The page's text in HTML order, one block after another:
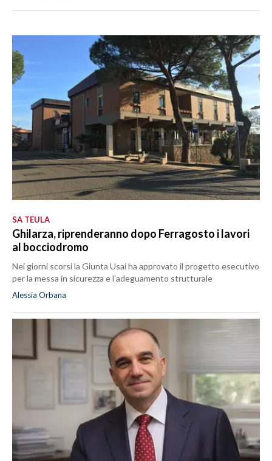
SA TEULA
Ghilarza, riprenderanno dopo Ferragosto i lavori
al bocciodromo
Nei giorni scorsi la Giunta Usai ha approvato il progetto esecutivo
per la messa in sicurezza e l’adeguamento strutturale
Alessia Orbana